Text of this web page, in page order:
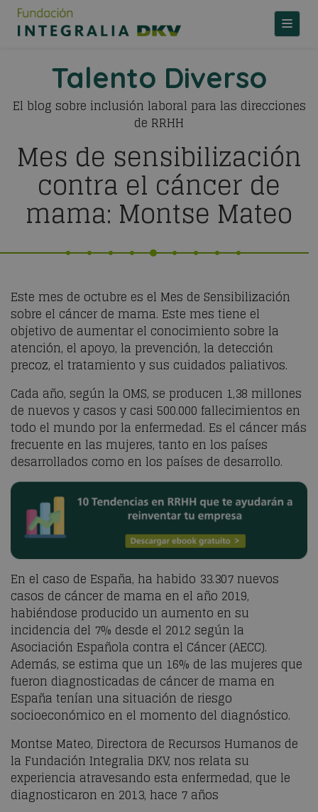
Talento Diverso
El blog sobre inclusión laboral para las direcciones
de RRHH
Mes de sensibilización
contra el cáncer de
mama: Montse Mateo
Este mes de octubre es el Mes de Sensibilización
sobre el cáncer de mama. Este mes tiene el
objetivo de aumentar el conocimiento sobre la
atención, el apoyo, la prevención, la detección
precoz, el tratamiento y sus cuidados paliativos.
Cada año, según la OMS, se producen 1,38 millones
de nuevos y casos y casi 500.000 fallecimientos en
todo el mundo por la enfermedad. Es el cáncer más
frecuente en las mujeres, tanto en los países
desarrollados como en los países de desarrollo.
En el caso de España, ha habido 33.307 nuevos
casos de cáncer de mama en el año 2019,
habiéndose producido un aumento en su
incidencia del 7% desde el 2012 según la
Asociación Española contra el Cáncer (AECC).
Además, se estima que un 16% de las mujeres que
fueron diagnosticadas de cáncer de mama en
España tenían una situación de riesgo
socioeconómico en el momento del diagnóstico.
Montse Mateo, Directora de Recursos Humanos de
la Fundación Integralia DKV, nos relata su
experiencia atravesando esta enfermedad, que le
diagnosticaron en 2013, hace 7 años